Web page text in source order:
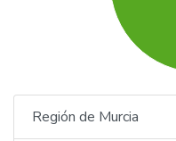
Región de Murcia